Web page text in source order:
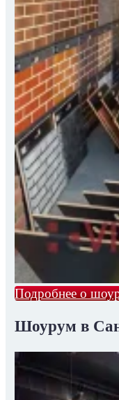
Подробнее о
Шоурум в